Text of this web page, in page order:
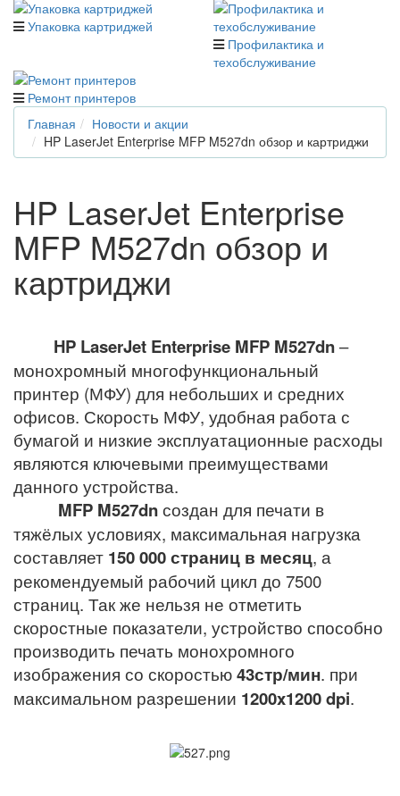
Упаковка картриджей
Профилактика и
техобслуживание
Ремонт принтеров
Главная
Новости и акции
HP LaserJet Enterprise MFP M527dn обзор и картриджи
HP LaserJet Enterprise
MFP M527dn обзор и
картриджи
HP LaserJet Enterprise MFP M527dn–
монохромный многофункциональный
принтер (МФУ) для небольших и средних
офисов. Скорость МФУ, удобная работа с
бумагой и низкие эксплуатационные расходы
являются ключевыми преимуществами
данного устройства.
MFP M527dnсоздан для печати в
тяжёлых условиях, максимальная нагрузка
составляет 150 000 страниц в месяц, а
рекомендуемый рабочий цикл до 7500
страниц. Так же нельзя не отметить
скоростные показатели, устройство способно
производить печать монохромного
изображения со скоростью43стр/мин. при
максимальном разрешении 1200x1200 dpi.